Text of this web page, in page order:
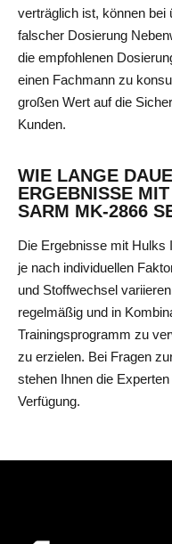
verträglich ist, können
falscher Dosierung
die empfohlenen
einen Fachmann zu
großen Wert auf die
Kunden.
WIE LANGE
ERGEBNISSE
SARM MK-2866
Die Ergebnisse mit Hulks
je nach individuellen
und Stoffwechsel
regelmäßig und in
Trainingsprogramm zu
zu erzielen. Bei Fragen
stehen Ihnen die
Verfügung.